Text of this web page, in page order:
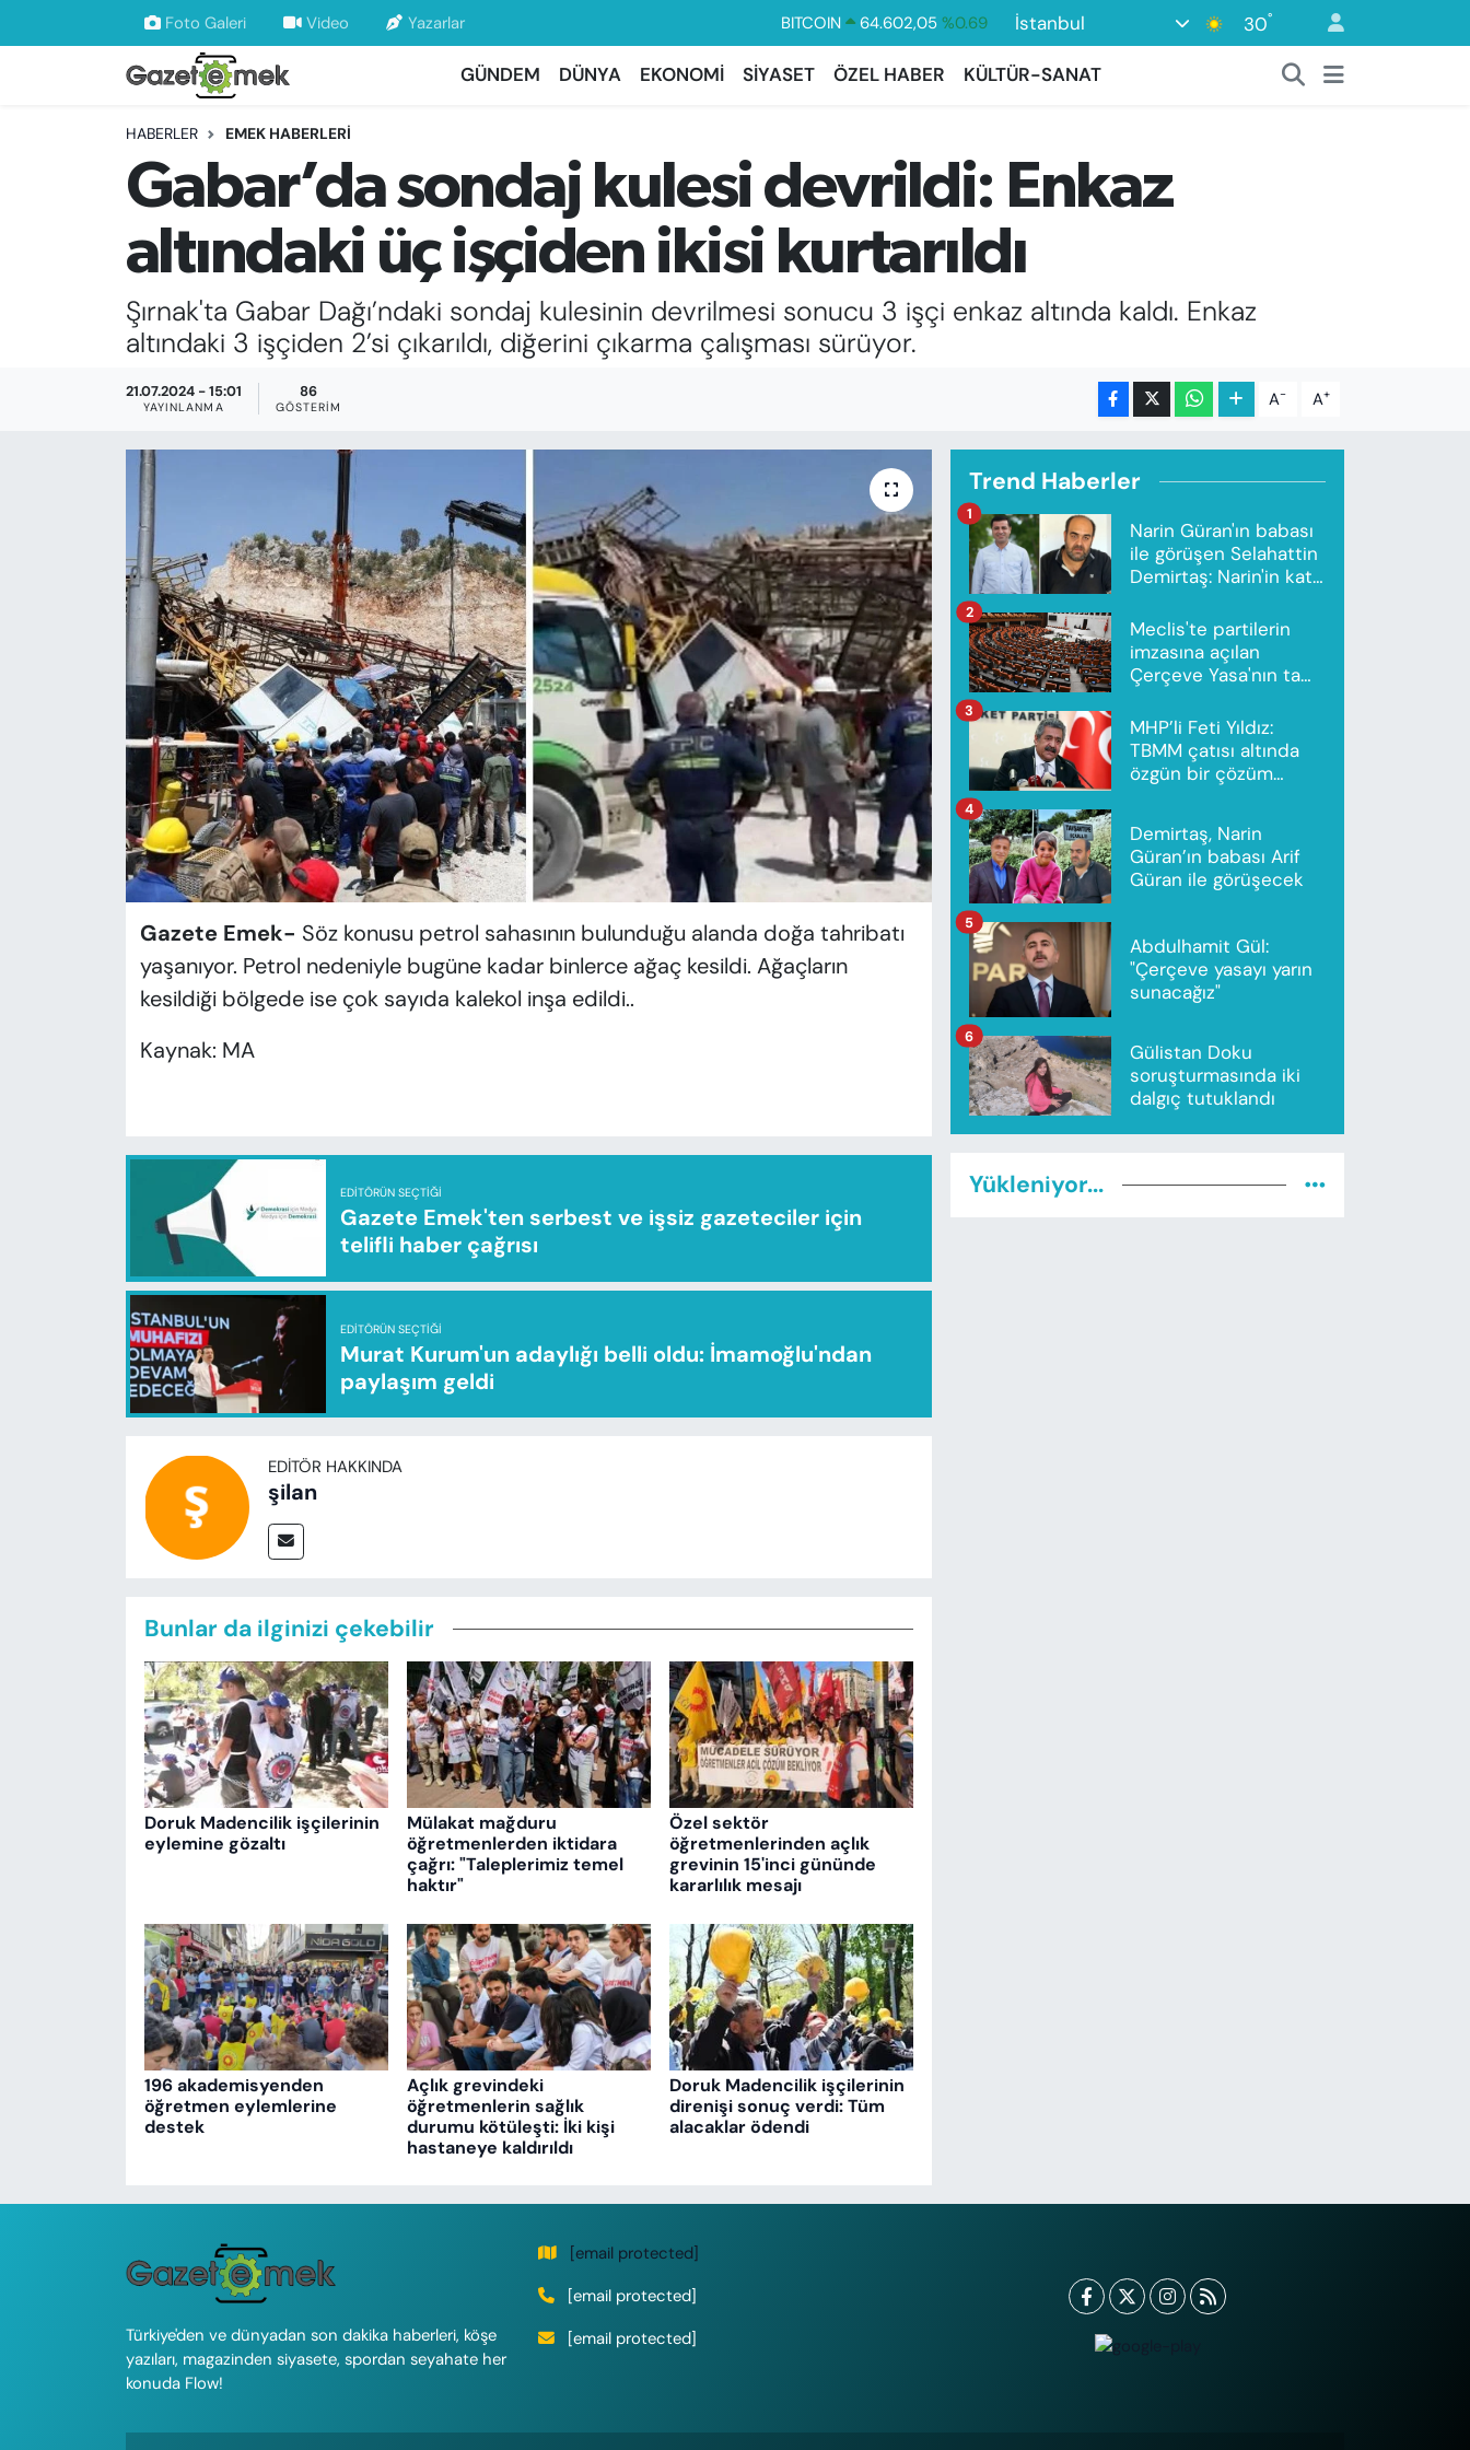
Foto Galeri Video Yazarlar BITCOIN 64.602,05 %0.69
DOLAR
%0.06
GRAM ALTIN
6513.94 %0.32
İstanbul 30°
GÜNDEM DÜNYA EKONOMİ SİYASET ÖZEL HABER KÜLTÜR-SANAT
HABERLER EMEK HABERLERİ
Gabar’da sondaj kulesi devrildi: Enkaz
altındaki üç işçiden ikisi kurtarıldı
Şırnak'ta Gabar Dağı’ndaki sondaj kulesinin devrilmesi sonucu 3 işçi enkaz altında kaldı. Enkaz
altındaki 3 işçiden 2’si çıkarıldı, diğerini çıkarma çalışması sürüyor.
21.07.2024 - 15:01
YAYINLANMA
86
GÖSTERIM A- A+
Gazete Emek- Söz konusu petrol sahasının bulunduğu alanda doğa tahribatı
yaşanıyor. Petrol nedeniyle bugüne kadar binlerce ağaç kesildi. Ağaçların
kesildiği bölgede ise çok sayıda kalekol inşa edildi..
Kaynak: MA
EDITÖRÜN SEÇTIĞI
Gazete Emek'ten serbest ve işsiz gazeteciler için
telifli haber çağrısı
EDITÖRÜN SEÇTIĞI
Murat Kurum'un adaylığı belli oldu: İmamoğlu'ndan
paylaşım geldi
EDITÖR HAKKINDA
şilan
Bunlar da ilginizi çekebilir
Doruk Madencilik işçilerinin
eylemine gözaltı
Mülakat mağduru
öğretmenlerden iktidara
çağrı: "Taleplerimiz temel
haktır"
Özel sektör
öğretmenlerinden açlık
grevinin 15'inci gününde
kararlılık mesajı
196 akademisyenden
öğretmen eylemlerine
destek
Açlık grevindeki
öğretmenlerin sağlık
durumu kötüleşti: İki kişi
hastaneye kaldırıldı
Doruk Madencilik işçilerinin
direnişi sonuç verdi: Tüm
alacaklar ödendi
Trend Haberler
Narin Güran'ın babası
ile görüşen Selahattin
Demirtaş: Narin'in katili
1
Meclis'te partilerin
imzasına açılan
Çerçeve Yasa'nın tam
2
MHP’li Feti Yıldız:
TBMM çatısı altında
özgün bir çözüm
3
Demirtaş, Narin
Güran’ın babası Arif
Güran ile görüşecek
4
Abdulhamit Gül:
"Çerçeve yasayı yarın
sunacağız"
5
Gülistan Doku
soruşturmasında iki
dalgıç tutuklandı
6
Yükleniyor...
Türkiye'den ve dünyadan son dakika haberleri, köşe
yazıları, magazinden siyasete, spordan seyahate her
konuda Flow!
[email protected]
[email protected]
[email protected]
DÜNYA
EKONOMİ
EMEK HABERLERİ
YENİ MEDYADA EMEK GAZETECİLİĞİNİ
GELİŞTİRMEK
FAYDALI BİLGİLER
GÜNDEM
EĞİTİM
SAĞLIK
KÜLTÜR-SANAT
MAGAZİN
ÖZEL HABER
YAZAR KÖŞESİ
SİYASET
VAN VE DİYARBAKIR HABERLERİ
Nöbetçi Eczaneler
Hava Durumu
İstanbul Namaz Vakitleri
Trafik Durumu
Süper Lig Puan Durumu ve Fikstür
Son Dakika Haberleri
Haber Arşivi